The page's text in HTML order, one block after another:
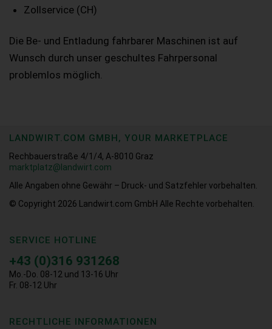
Zollservice (CH)
Die Be- und Entladung fahrbarer Maschinen ist auf
Wunsch durch unser geschultes Fahrpersonal
problemlos möglich.
LANDWIRT.COM GMBH, YOUR MARKETPLACE
Rechbauerstraße 4/1/4, A-8010 Graz
marktplatz@landwirt.com
Alle Angaben ohne Gewähr – Druck- und Satzfehler vorbehalten.
© Copyright 2026
Landwirt.com GmbH Alle Rechte vorbehalten.
SERVICE HOTLINE
+43 (0)316 931268
Mo.-Do. 08-12 und 13-16 Uhr
Fr. 08-12 Uhr
RECHTLICHE INFORMATIONEN